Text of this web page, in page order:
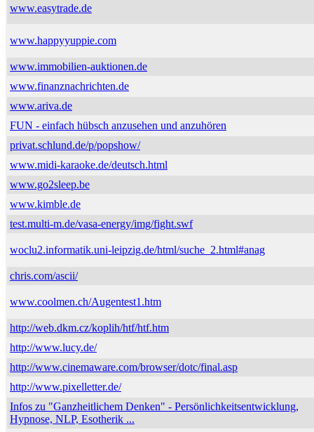
www.easytrade.de
www.happyyuppie.com
www.immobilien-auktionen.de
www.finanznachrichten.de
www.ariva.de
FUN - einfach hübsch anzusehen und anzuhören
privat.schlund.de/p/popshow/
www.midi-karaoke.de/deutsch.html
www.go2sleep.be
www.kimble.de
test.multi-m.de/vasa-energy/img/fight.swf
woclu2.informatik.uni-leipzig.de/html/suche_2.html#anag
chris.com/ascii/
www.coolmen.ch/Augentest1.htm
http://web.dkm.cz/koplih/htf/htf.htm
http://www.lucy.de/
http://www.cinemaware.com/browser/dotc/final.asp
http://www.pixelletter.de/
Infos zu "Ganzheitlichem Denken" - Persönlichkeitsentwicklung,
Hypnose, NLP, Esotherik ...